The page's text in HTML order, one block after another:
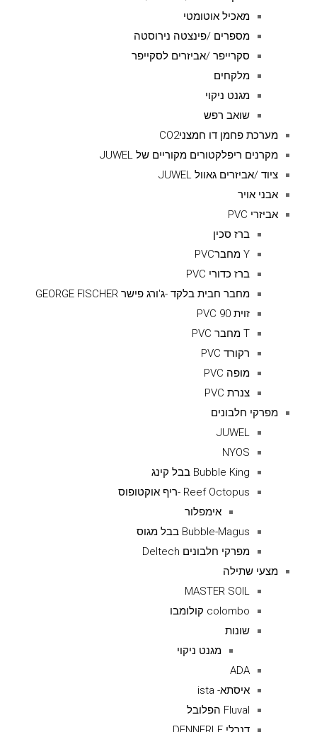
מאכיל אוטומטי
מספרים /פינצטה נירוסטה
סקרייפר /אביזרים לסקייפר
מלקחים
מגנט ניקוי
שואב רפש
מערכת פחמן דו חמצניCO2
מקרנים ריפלקטורים מקוריים של JUWEL
ציוד /אביזרים גאוול JUWEL
אבני אויר
אביזרי PVC
ברז סכין
Y מחברPVC
ברז כדורי PVC
מחבר חבית בלקד -ג'ורג פישר GEORGE FISCHER
זוית 90 PVC
T מחבר PVC
רקורד PVC
מופה PVC
צנרת PVC
מפרקי חלבונים
JUWEL
NYOS
Bubble King בבל קינג
Reef Octopus -ריף אוקטופוס
אימפלור
Bubble-Magus בבל מגוס
מפרקי חלבונים Deltech
מצעי שתילה
MASTER SOIL
colombo קולומבו
שונות
מגנט ניקוי
ADA
איסתא- ista
Fluval הפלובל